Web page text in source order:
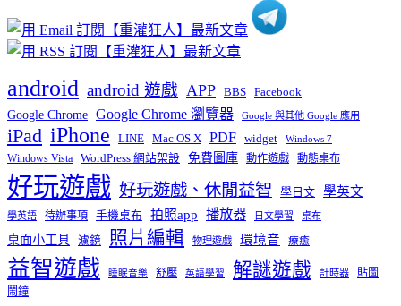
android android 遊戲 APP BBS Facebook
Google Chrome Google Chrome 瀏覽器 Google 與其他 Google 應用
iPad iPhone LINE Mac OS X PDF widget Windows 7
Windows Vista WordPress 網站架設 免費圖庫 動作遊戲 動態桌布
好玩遊戲 好玩遊戲、休閒益智 學日文 學英文
學英語 待辦事項 手機桌布 拍照app 播放器 日文學習 桌布
桌面小工具 濾鏡 照片編輯 物理遊戲 環境音 療癒
益智遊戲 睡眠音樂 舒壓 英語學習 解謎遊戲 計時器
貼圖
鬧鐘